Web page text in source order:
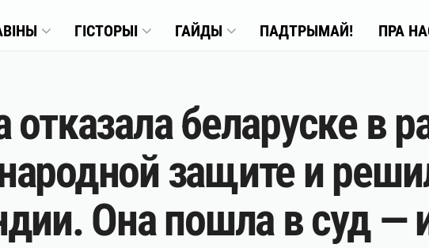
ГІСТОРЫІ ГАЙДЫ ПАДТРЫМАЙ! ПРА
беларуске в
защите и
Она пошла в суд —